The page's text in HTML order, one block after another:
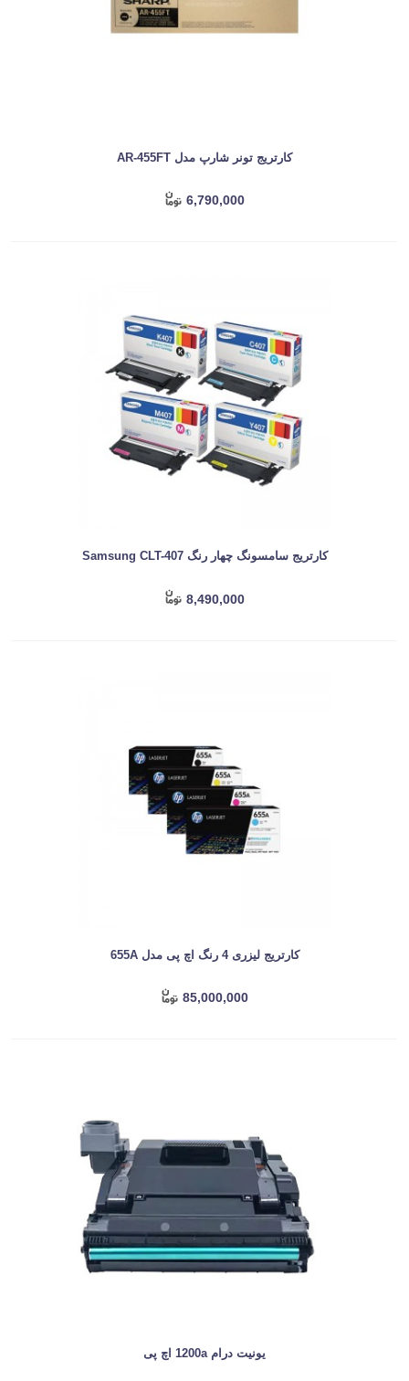
کارتریج تونر شارپ مدل AR-455FT
6,790,000
کارتریج سامسونگ چهار رنگ Samsung CLT-407
8,490,000
کارتریج لیزری 4 رنگ اچ پی مدل 655A
85,000,000
یونیت درام 1200a اچ پی